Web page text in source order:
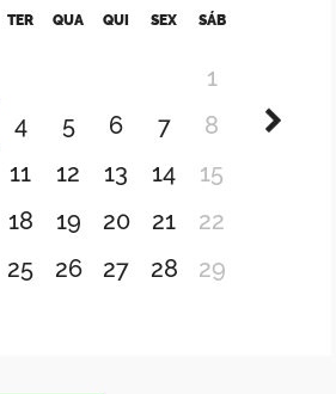
TER QUA QUI SEX SÁB
1
4 5 6 7
8
11 12 13 14
15
18 19 20 21
22
25 26 27 28
29